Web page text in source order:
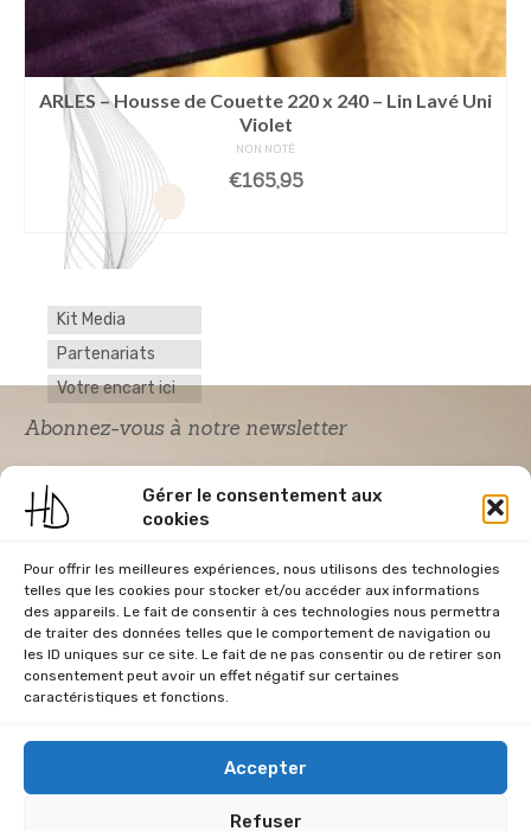
Gérer le consentement aux
cookies
Pour offrir les meilleures expériences, nous utilisons des technologies
telles que les cookies pour stocker et/ou accéder aux informations
des appareils. Le fait de consentir à ces technologies nous permettra
de traiter des données telles que le comportement de navigation ou
les ID uniques sur ce site. Le fait de ne pas consentir ou de retirer son
consentement peut avoir un effet négatif sur certaines
caractéristiques et fonctions.
Accepter
Refuser
ARLES – Housse de Couette 220 x 240 – Lin Lavé Uni
Violet
NON NOTÉ
€165,95
Kit Media
Partenariats
Votre encart ici
Abonnez-vous à notre newsletter
Acceptation RGPD
*
J'accepte la politique de confidentialité du
site Home & Déco